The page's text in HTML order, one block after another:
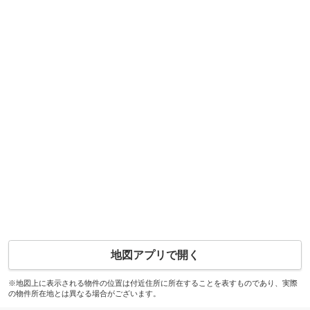
地図アプリで開く
※地図上に表示される物件の位置は付近住所に所在することを表すものであり、実際
の物件所在地とは異なる場合がございます。